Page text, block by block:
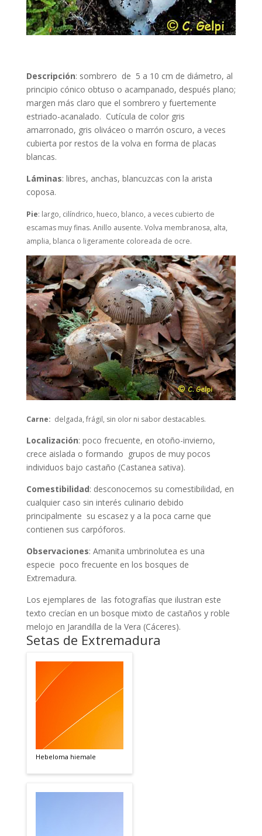
Descripción: sombrero de 5 a 10 cm de diámetro, al
principio cónico obtuso o acampanado, después plano;
margen más claro que el sombrero y fuertemente
estriado-acanalado. Cutícula de color gris
amarronado, gris oliváceo o marrón oscuro, a veces
cubierta por restos de la volva en forma de placas
blancas.
Láminas: libres, anchas, blancuzcas con la arista
coposa.
Pie: largo, cilíndrico, hueco, blanco, a veces cubierto de
escamas muy finas. Anillo ausente. Volva membranosa, alta,
amplia, blanca o ligeramente coloreada de ocre.
Carne: delgada, frágil, sin olor ni sabor destacables.
Localización: poco frecuente, en otoño-invierno,
crece aislada o formando grupos de muy pocos
individuos bajo castaño (Castanea sativa).
Comestibilidad: desconocemos su comestibilidad, en
cualquier caso sin interés culinario debido
principalmente su escasez y a la poca carne que
contienen sus carpóforos.
Observaciones: Amanita umbrinolutea es una
especie poco frecuente en los bosques de
Extremadura.
Los ejemplares de las fotografías que ilustran este
texto crecían en un bosque mixto de castaños y roble
melojo en Jarandilla de la Vera (Cáceres).
Setas de Extremadura
Hebeloma hiemale